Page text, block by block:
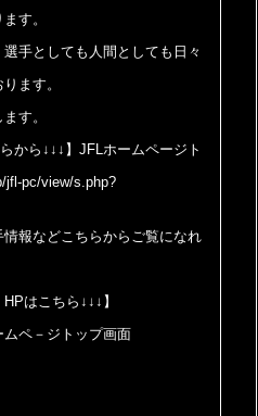
す。
手としても人間としても日々
ます。
す。
から↓↓↓】 JFLホームページト
pc/view/s.php?
報などこちらからご覧になれ
はこちら↓↓↓】
ムペ－ジトップ画面